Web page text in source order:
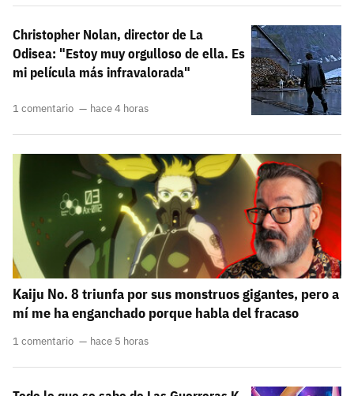
Christopher Nolan, director de La
Odisea: "Estoy muy orgulloso de ella. Es
mi película más infravalorada"
1 comentario hace 4 horas
Kaiju No. 8 triunfa por sus monstruos gigantes, pero a
mí me ha enganchado porque habla del fracaso
1 comentario hace 5 horas